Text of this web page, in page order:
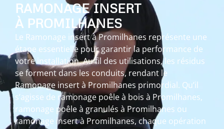
RAMONAGE INSERT
À PROMILHANES
Le Ramonage insert à Promilhanes représente une
étape essentielle pour garantir la performance de
votre installation. Au fil des utilisations, les résidus
se forment dans les conduits, rendant le
Ramonage insert à Promilhanes primordial. Qu’il
s’agisse de ramonage poêle à bois à Promilhanes,
ramonage poêle à granulés à Promilhanes ou
ramonage insert à Promilhanes, chaque opération